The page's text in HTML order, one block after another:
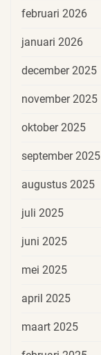
februari 2026
januari 2026
december 2025
november 2025
oktober 2025
september 2025
augustus 2025
juli 2025
juni 2025
mei 2025
april 2025
maart 2025